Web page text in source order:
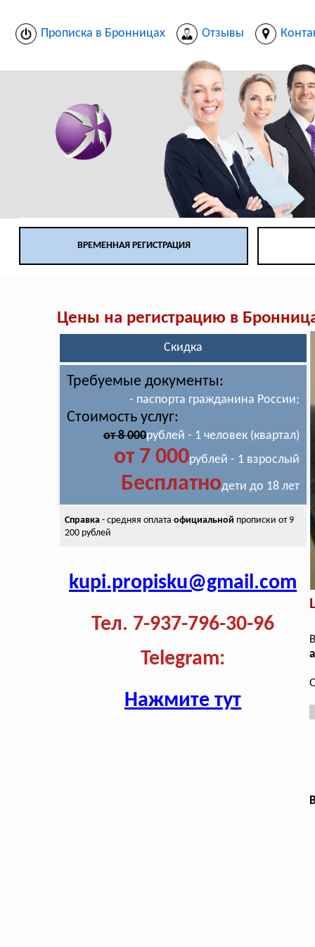
Прописка в Бронницах Отзывы
ВРЕМЕННАЯ РЕГИСТРАЦИЯ
Цены на регистрацию в
Скидка
Требуемые документы:
- паспорта гражданина России;
Стоимость услуг:
от 8 000рублей - 1 человек (квартал)
от 7 000рублей - 1 взрослый
Бесплатнодети до 18 лет
Справка- средняя оплата официальной прописки от 9
200 рублей
kupi.propisku@gmail.com
Тел. 7-937-796-30-96
Telegram:
Нажмите тут